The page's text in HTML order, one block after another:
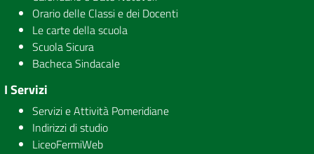
Orario delle Classi e dei Docenti
Le carte della scuola
Scuola Sicura
Bacheca Sindacale
I Servizi
Servizi e Attività Pomeridiane
Indirizzi di studio
LiceoFermiWeb